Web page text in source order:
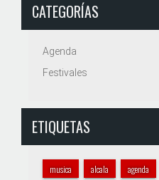
CATEGORÍAS
Agenda
Festivales
ETIQUETAS
musica alcala agenda